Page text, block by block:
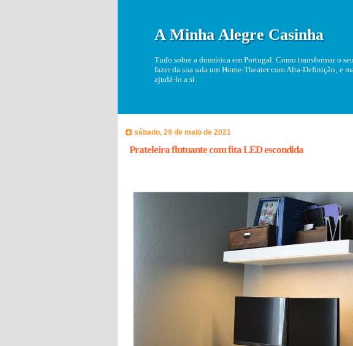
A Minha Alegre Casinha
Tudo sobre a domótica em Portugal. Como transformar o
fazer da sua sala um Home-Theater com Alta-Definição; e
ajudá-lo a si.
sábado, 29 de maio de 2021
Prateleira flutuante com fita LED escondida